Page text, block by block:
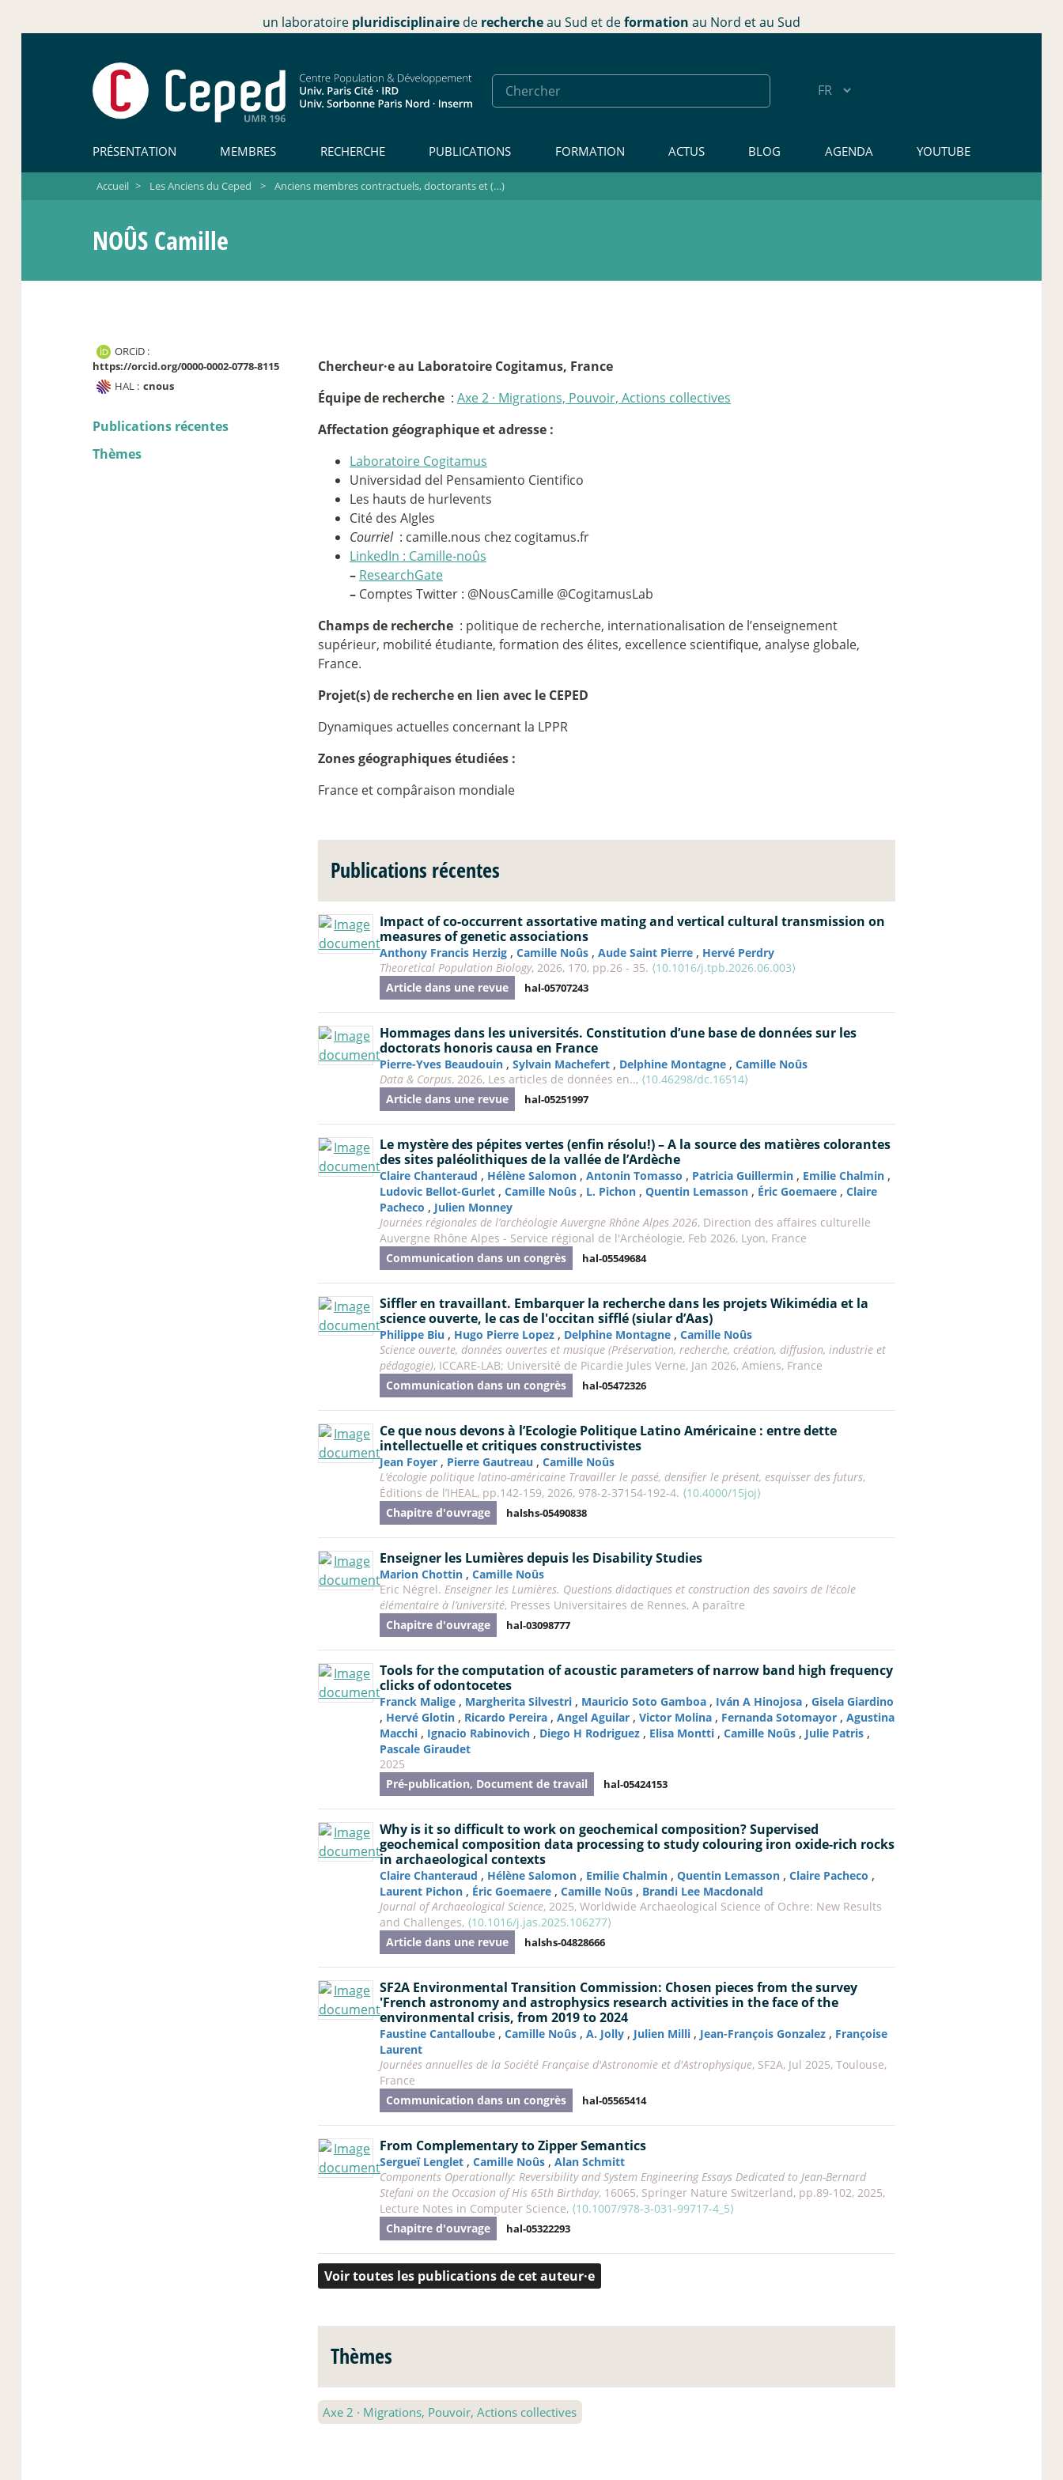
un laboratoire pluridisciplinaire de rechercheau Sud et deformation au Nord et au Sud
PRÉSENTATION MEMBRES RECHERCHE PUBLICATIONS FORMATION ACTUS BLOG AGENDA YOUTUBE
Accueil > Les Anciens du Ceped > Anciens membres contractuels, doctorants et (…)
NOÛS Camille
ORCiD :
https://orcid.org/0000-0002-0778-8115
HAL : cnous
Publications récentes
Thèmes
Chercheur·e au Laboratoire Cogitamus, France
Équipe de recherche : Axe 2 · Migrations, Pouvoir, Actions collectives
Affectation géographique et adresse :
Laboratoire Cogitamus
Universidad del Pensamiento Cientifico
Les hauts de hurlevents
Cité des AIgles
Courriel : camille.nous chez cogitamus.fr
LinkedIn : Camille-noûs
– ResearchGate
– Comptes Twitter : @NousCamille @CogitamusLab
Champs de recherche : politique de recherche, internationalisation de l’enseignement
supérieur, mobilité étudiante, formation des élites, excellence scientifique, analyse globale,
France.
Projet(s) de recherche en lien avec le CEPED
Dynamiques actuelles concernant la LPPR
Zones géographiques étudiées :
France et compâraison mondiale
Publications récentes
Impact of co-occurrent assortative mating and vertical cultural transmission on
measures of genetic associations
Anthony Francis Herzig , Camille Noûs , Aude Saint Pierre , Hervé Perdry
Theoretical Population Biology, 2026, 170, pp.26 - 35. ⟨10.1016/j.tpb.2026.06.003⟩
Article dans une revue
hal-05707243
Hommages dans les universités. Constitution d’une base de données sur les
doctorats honoris causa en France
Pierre-Yves Beaudouin , Sylvain Machefert , Delphine Montagne , Camille Noûs
Data & Corpus, 2026, Les articles de données en.., ⟨10.46298/dc.16514⟩
Article dans une revue
hal-05251997
Le mystère des pépites vertes (enfin résolu!) – A la source des matières colorantes
des sites paléolithiques de la vallée de l’Ardèche
Claire Chanteraud , Hélène Salomon , Antonin Tomasso , Patricia Guillermin , Emilie Chalmin ,
Ludovic Bellot-Gurlet , Camille Noûs , L. Pichon , Quentin Lemasson , Éric Goemaere , Claire
Pacheco , Julien Monney
Journées régionales de l’archéologie Auvergne Rhône Alpes 2026, Direction des affaires culturelle
Auvergne Rhône Alpes - Service régional de l'Archéologie, Feb 2026, Lyon, France
Communication dans un congrès
hal-05549684
Siffler en travaillant. Embarquer la recherche dans les projets Wikimédia et la
science ouverte, le cas de l'occitan sifflé (siular d’Aas)
Philippe Biu , Hugo Pierre Lopez , Delphine Montagne , Camille Noûs
Science ouverte, données ouvertes et musique (Préservation, recherche, création, diffusion, industrie et
pédagogie), ICCARE-LAB; Université de Picardie Jules Verne, Jan 2026, Amiens, France
Communication dans un congrès
hal-05472326
Ce que nous devons à l’Ecologie Politique Latino Américaine : entre dette
intellectuelle et critiques constructivistes
Jean Foyer , Pierre Gautreau , Camille Noûs
L’écologie politique latino-américaine Travailler le passé, densifier le présent, esquisser des futurs,
Éditions de l’IHEAL, pp.142-159, 2026, 978-2-37154-192-4. ⟨10.4000/15joj⟩
Chapitre d'ouvrage
halshs-05490838
Enseigner les Lumières depuis les Disability Studies
Marion Chottin , Camille Noûs
Eric Négrel. Enseigner les Lumières. Questions didactiques et construction des savoirs de l’école
élémentaire à l’université, Presses Universitaires de Rennes, A paraître
Chapitre d'ouvrage
hal-03098777
Tools for the computation of acoustic parameters of narrow band high frequency
clicks of odontocetes
Franck Malige , Margherita Silvestri , Mauricio Soto Gamboa , Iván A Hinojosa , Gisela Giardino
, Hervé Glotin , Ricardo Pereira , Angel Aguilar , Victor Molina , Fernanda Sotomayor , Agustina
Macchi , Ignacio Rabinovich , Diego H Rodriguez , Elisa Montti , Camille Noûs , Julie Patris ,
Pascale Giraudet
2025
Pré-publication, Document de travail
hal-05424153
Why is it so difficult to work on geochemical composition? Supervised
geochemical composition data processing to study colouring iron oxide-rich rocks
in archaeological contexts
Claire Chanteraud , Hélène Salomon , Emilie Chalmin , Quentin Lemasson , Claire Pacheco ,
Laurent Pichon , Éric Goemaere , Camille Noûs , Brandi Lee Macdonald
Journal of Archaeological Science, 2025, Worldwide Archaeological Science of Ochre: New Results
and Challenges, ⟨10.1016/j.jas.2025.106277⟩
Article dans une revue
halshs-04828666
SF2A Environmental Transition Commission: Chosen pieces from the survey
'French astronomy and astrophysics research activities in the face of the
environmental crisis, from 2019 to 2024
Faustine Cantalloube , Camille Noûs , A. Jolly , Julien Milli , Jean-François Gonzalez , Françoise
Laurent
Journées annuelles de la Société Française d'Astronomie et d'Astrophysique, SF2A, Jul 2025, Toulouse,
France
Communication dans un congrès
hal-05565414
From Complementary to Zipper Semantics
Sergueï Lenglet , Camille Noûs , Alan Schmitt
Components Operationally: Reversibility and System Engineering Essays Dedicated to Jean-Bernard
Stefani on the Occasion of His 65th Birthday, 16065, Springer Nature Switzerland, pp.89-102, 2025,
Lecture Notes in Computer Science, ⟨10.1007/978-3-031-99717-4_5⟩
Chapitre d'ouvrage
hal-05322293
Voir toutes les publications de cet auteur·e
Thèmes
Axe 2 · Migrations, Pouvoir, Actions collectives